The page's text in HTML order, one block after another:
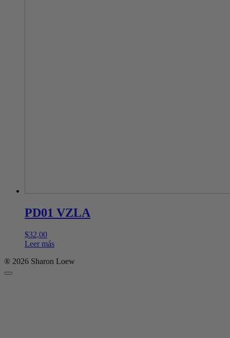
PD01 VZLA
$32,00
Leer más
® 2026 Sharon Loew